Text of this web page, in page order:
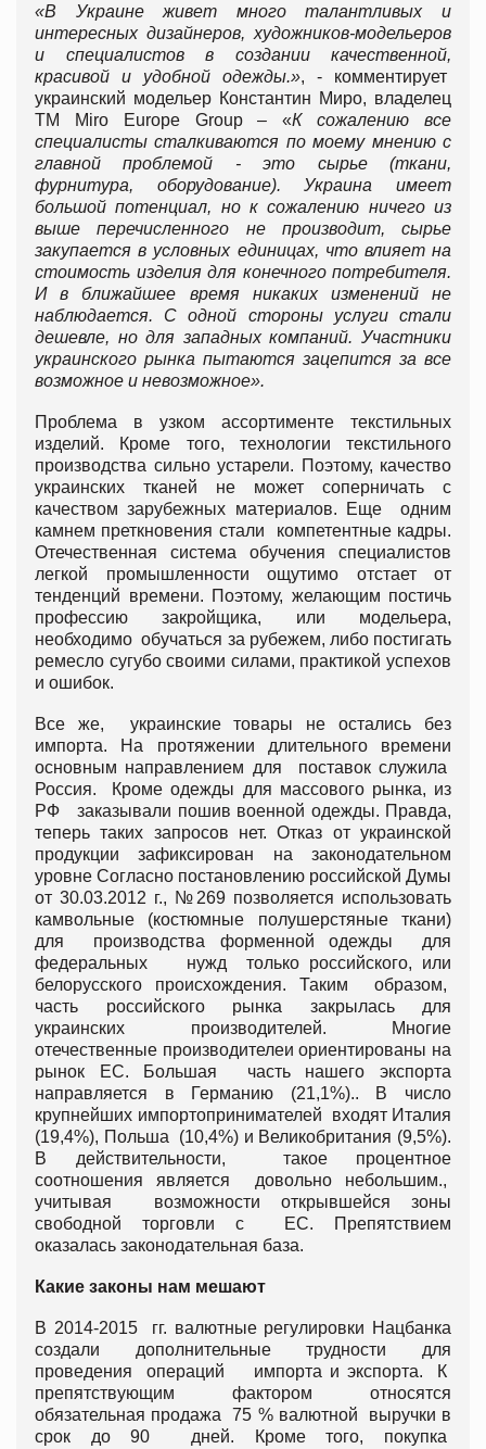
«В Украине живет много талантливых и
интересных дизайнеров, художников-модельеров
и специалистов в создании качественной,
красивой и удобной одежды.», - комментирует
украинский модельер Константин Миро, владелец
TM Miro Europe Group – «К сожалению все
специалисты сталкиваются по моему мнению с
главной проблемой - это сырье (ткани,
фурнитура, оборудование). Украина имеет
большой потенциал, но к сожалению ничего из
выше перечисленного не производит, сырье
закупается в условных единицах, что влияет на
стоимость изделия для конечного потребителя.
И в ближайшее время никаких изменений не
наблюдается. С одной стороны услуги стали
дешевле, но для западных компаний. Участники
украинского рынка пытаются зацепится за все
возможное и невозможное».
Проблема в узком ассортименте текстильных
изделий. Кроме того, технологии текстильного
производства сильно устарели. Поэтому, качество
украинских тканей не может соперничать с
качеством зарубежных материалов. Еще одним
камнем преткновения стали компетентные кадры.
Отечественная система обучения специалистов
легкой промышленности ощутимо отстает от
тенденций времени. Поэтому, желающим постичь
профессию закройщика, или модельера,
необходимо обучаться за рубежем, либо постигать
ремесло сугубо своими силами, практикой успехов
и ошибок.
Все же, украинские товары не остались без
импорта. На протяжении длительного времени
основным направлением для поставок служила
Россия. Кроме одежды для массового рынка, из
РФ заказывали пошив военной одежды. Правда,
теперь таких запросов нет. Отказ от украинской
продукции зафиксирован на законодательном
уровне Согласно постановлению российской Думы
от 30.03.2012 г., №269 позволяется использовать
камвольные (костюмные полушерстяные ткани)
для производства форменной одежды для
федеральных нужд только российского, или
белорусского происхождения. Таким образом,
часть российского рынка закрылась для
украинских производителей. Многие
отечественные производителеи ориентированы на
рынок ЕС. Большая часть нашего экспорта
направляется в Германию (21,1%).. В число
крупнейших импортопринимателей входят Италия
(19,4%), Польша (10,4%) и Великобритания (9,5%).
В действительности, такое процентное
соотношения является довольно небольшим.,
учитывая возможности открывшейся зоны
свободной торговли с ЕС. Препятствием
оказалась законодательная база.
Какие законы нам мешают
В 2014-2015 гг. валютные регулировки Нацбанка
создали дополнительные трудности для
проведения операций импорта и экспорта. К
препятствующим фактором относятся
обязательная продажа 75 % валютной выручки в
срок до 90 дней. Кроме того, покупка